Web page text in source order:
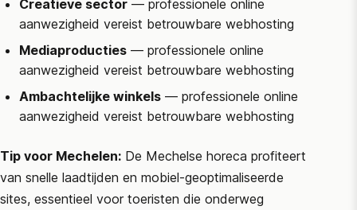
Creatieve sector — professionele online
aanwezigheid vereist betrouwbare webhosting
Mediaproducties — professionele online
aanwezigheid vereist betrouwbare webhosting
Ambachtelijke winkels — professionele online
aanwezigheid vereist betrouwbare webhosting
Tip voor Mechelen: De Mechelse horeca profiteert
van snelle laadtijden en mobiel-geoptimaliseerde
sites, essentieel voor toeristen die onderweg